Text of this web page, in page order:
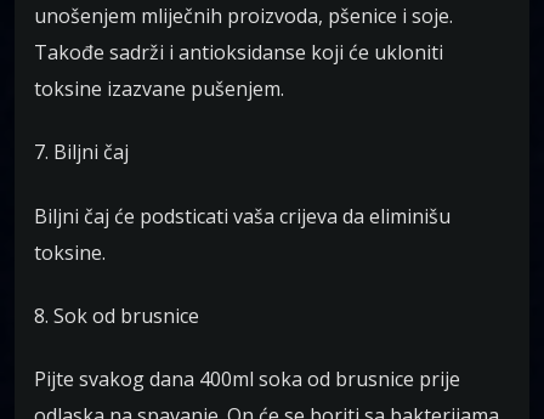
unošenjem mliječnih proizvoda, pšenice i soje.
Takođe sadrži i antioksidanse koji će ukloniti
toksine izazvane pušenjem.
7. Biljni čaj
Biljni čaj će podsticati vaša crijeva da eliminišu
toksine.
8. Sok od brusnice
Pijte svakog dana 400ml soka od brusnice prije